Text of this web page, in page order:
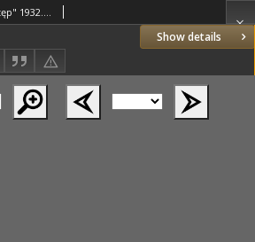
Show details
Nowy Kurjer: dawniej "Postęp" 1932.07.14 R.43 Nr159